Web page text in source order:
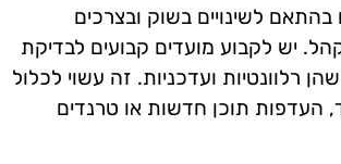
לשינויים בשוק ובצרכים
יש לקבוע מועדים קבועים לבדיקת
רלוונטיות ועדכניות. זה עשוי לכלול
העדפות תוכן חדשות או טרנדים